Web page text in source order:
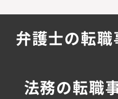
弁護士の転
法務の転職